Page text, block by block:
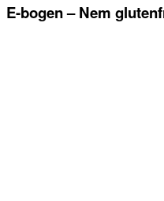
E-bogen – Nem